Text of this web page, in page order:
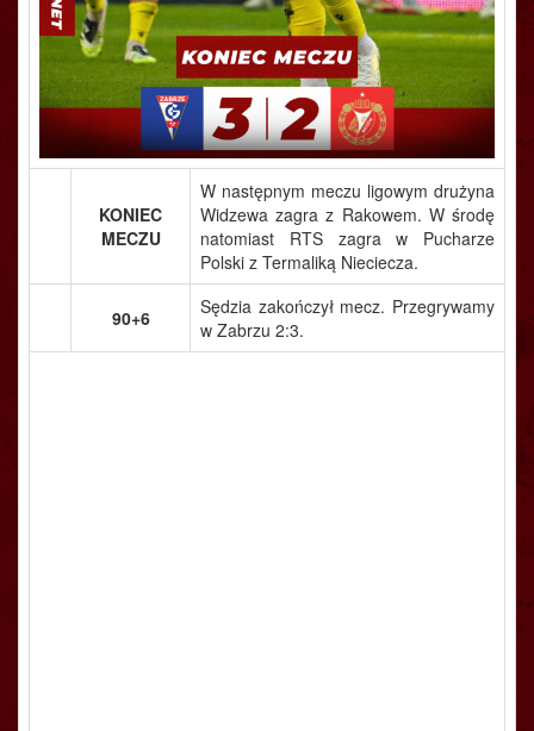
KONIEC
MECZU
W następnym meczu ligowym drużyna
Widzewa zagra z Rakowem. W środę
natomiast RTS zagra w Pucharze
Polski z Termaliką Nieciecza.
90+6
Sędzia zakończył mecz. Przegrywamy
w Zabrzu 2:3.